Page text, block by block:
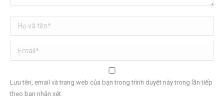
Họ và tên *
Email *
Lưu tên, email và trang web của bạn trong trình duyệt này trong lần tiếp
theo bạn nhận xét.